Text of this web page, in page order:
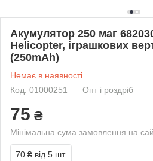
Акумулятор 250 маг
Helicopter, іграшкових
(250mAh)
Немає в наявності
Код: 01000251
Опт і роздріб
75 ₴
Мінімальна сума замовлення на
70 ₴ від 5 шт.